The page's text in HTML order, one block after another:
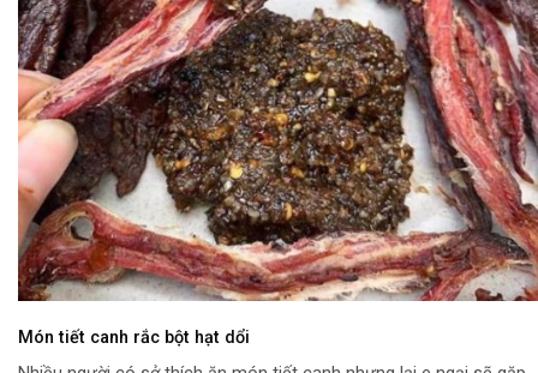
Món tiết canh rắc bột hạt dổi